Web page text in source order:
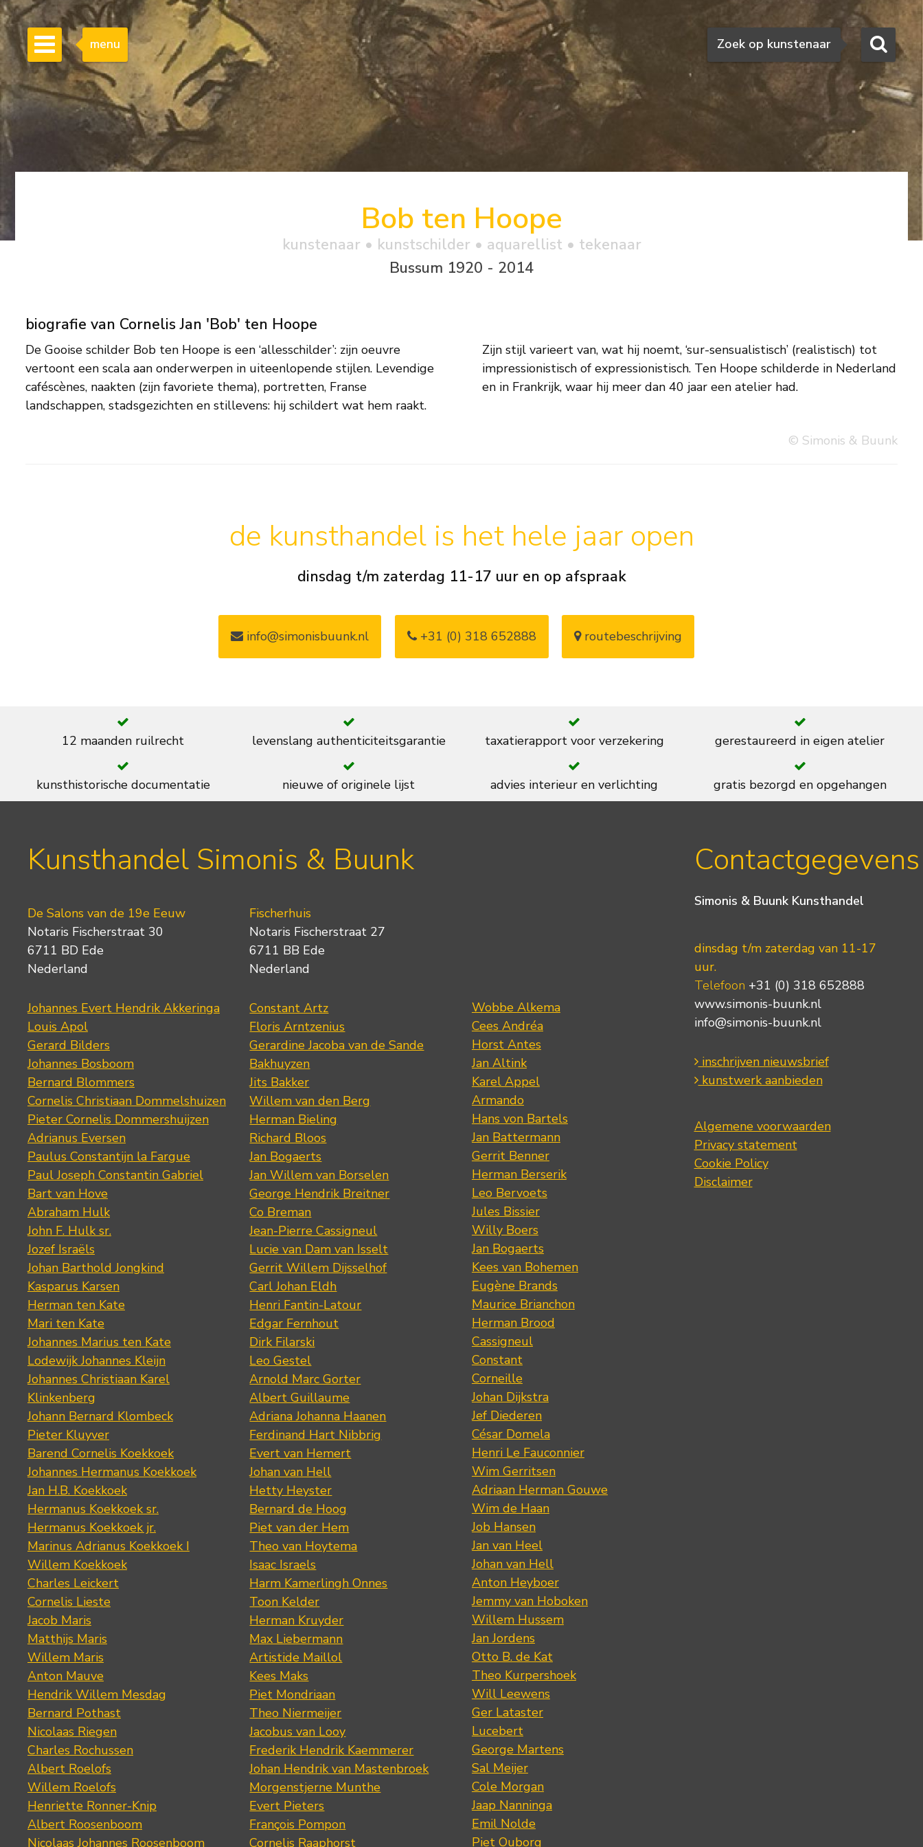
Zoeken
Zoek op kunstenaar
menu
Bob ten Hoope
kunstenaar • kunstschilder • aquarellist • tekenaar
Bussum 1920 - 2014
biografie van Cornelis Jan 'Bob' ten Hoope
De Gooise schilder Bob ten Hoope is een ‘allesschilder’: zijn oeuvre
vertoont een scala aan onderwerpen in uiteenlopende stijlen. Levendige
caféscènes, naakten (zijn favoriete thema), portretten, Franse
landschappen, stadsgezichten en stillevens: hij schildert wat hem raakt.
Zijn stijl varieert van, wat hij noemt, ‘sur-sensualistisch’ (realistisch) tot
impressionistisch of expressionistisch. Ten Hoope schilderde in Nederland
en in Frankrijk, waar hij meer dan 40 jaar een atelier had.
© Simonis & Buunk
de kunsthandel is het hele jaar open
dinsdag t/m zaterdag 11-17 uur en op afspraak
info@simonisbuunk.nl +31 (0) 318 652888 routebeschrijving
12 maanden ruilrecht levenslang authenticiteitsgarantie taxatierapport voor verzekering gerestaureerd in eigen atelier
kunsthistorische documentatie nieuwe of originele lijst advies interieur en verlichting gratis bezorgd en opgehangen
Kunsthandel Simonis & Buunk
De Salons van de 19e Eeuw
Notaris Fischerstraat 30
6711 BD Ede
Nederland
Johannes Evert Hendrik Akkeringa
Louis Apol
Gerard Bilders
Johannes Bosboom
Bernard Blommers
Cornelis Christiaan Dommelshuizen
Pieter Cornelis Dommershuijzen
Adrianus Eversen
Paulus Constantijn la Fargue
Paul Joseph Constantin Gabriel
Bart van Hove
Abraham Hulk
John F. Hulk sr.
Jozef Israëls
Johan Barthold Jongkind
Kasparus Karsen
Herman ten Kate
Mari ten Kate
Johannes Marius ten Kate
Lodewijk Johannes Kleijn
Johannes Christiaan Karel
Klinkenberg
Johann Bernard Klombeck
Pieter Kluyver
Barend Cornelis Koekkoek
Johannes Hermanus Koekkoek
Jan H.B. Koekkoek
Hermanus Koekkoek sr.
Hermanus Koekkoek jr.
Marinus Adrianus Koekkoek I
Willem Koekkoek
Charles Leickert
Cornelis Lieste
Jacob Maris
Matthijs Maris
Willem Maris
Anton Mauve
Hendrik Willem Mesdag
Bernard Pothast
Nicolaas Riegen
Charles Rochussen
Albert Roelofs
Willem Roelofs
Henriette Ronner-Knip
Albert Roosenboom
Nicolaas Johannes Roosenboom
Fischerhuis
Notaris Fischerstraat 27
6711 BB Ede
Nederland
Constant Artz
Floris Arntzenius
Gerardine Jacoba van de Sande
Bakhuyzen
Jits Bakker
Willem van den Berg
Herman Bieling
Richard Bloos
Jan Bogaerts
Jan Willem van Borselen
George Hendrik Breitner
Co Breman
Jean-Pierre Cassigneul
Lucie van Dam van Isselt
Gerrit Willem Dijsselhof
Carl Johan Eldh
Henri Fantin-Latour
Edgar Fernhout
Dirk Filarski
Leo Gestel
Arnold Marc Gorter
Albert Guillaume
Adriana Johanna Haanen
Ferdinand Hart Nibbrig
Evert van Hemert
Johan van Hell
Hetty Heyster
Bernard de Hoog
Piet van der Hem
Theo van Hoytema
Isaac Israels
Harm Kamerlingh Onnes
Toon Kelder
Herman Kruyder
Max Liebermann
Artistide Maillol
Kees Maks
Piet Mondriaan
Theo Niermeijer
Jacobus van Looy
Frederik Hendrik Kaemmerer
Johan Hendrik van Mastenbroek
Morgenstjerne Munthe
Evert Pieters
François Pompon
Cornelis Raaphorst
Wobbe Alkema
Cees Andréa
Horst Antes
Jan Altink
Karel Appel
Armando
Hans von Bartels
Jan Battermann
Gerrit Benner
Herman Berserik
Leo Bervoets
Jules Bissier
Willy Boers
Jan Bogaerts
Kees van Bohemen
Eugène Brands
Maurice Brianchon
Herman Brood
Cassigneul
Constant
Corneille
Johan Dijkstra
Jef Diederen
César Domela
Henri Le Fauconnier
Wim Gerritsen
Adriaan Herman Gouwe
Wim de Haan
Job Hansen
Jan van Heel
Johan van Hell
Anton Heyboer
Jemmy van Hoboken
Willem Hussem
Jan Jordens
Otto B. de Kat
Theo Kurpershoek
Will Leewens
Ger Lataster
Lucebert
George Martens
Sal Meijer
Cole Morgan
Jaap Nanninga
Emil Nolde
Piet Ouborg
Contactgegevens
Simonis & Buunk Kunsthandel
dinsdag t/m zaterdag van 11-17
uur.
Telefoon +31 (0) 318 652888
www.simonis-buunk.nl
info@simonis-buunk.nl
inschrijven nieuwsbrief
kunstwerk aanbieden
Algemene voorwaarden
Privacy statement
Cookie Policy
Disclaimer